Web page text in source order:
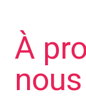
À
nous